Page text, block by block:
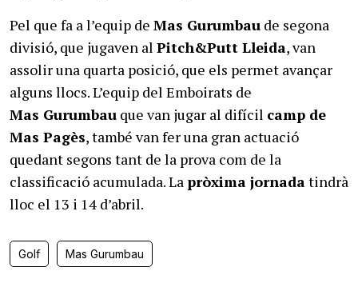
Pel que fa a l’equip de Mas Gurumbau de segona
divisió, que jugaven al Pitch&Putt Lleida, van
assolir una quarta posició, que els permet avançar
alguns llocs. L’equip del Emboirats de
Mas Gurumbau que van jugar al difícil camp de
Mas Pagès, també van fer una gran actuació
quedant segons tant de la prova com de la
classificació acumulada. La pròxima jornada tindrà
lloc el 13 i 14 d’abril.
Golf Mas Gurumbau